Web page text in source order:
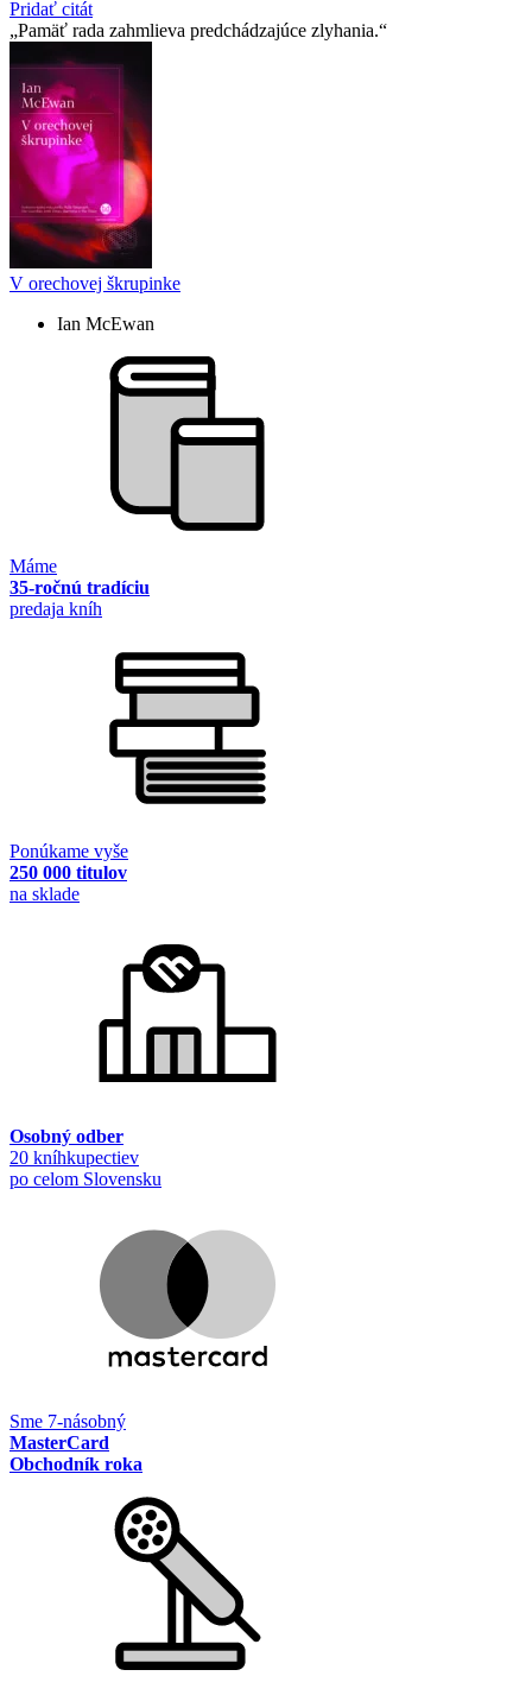
Pridať citát
Pamäť rada zahmlieva predchádzajúce zlyhania.
V orechovej škrupinke
Ian McEwan
Máme
35-ročnú tradíciu
predaja kníh
Ponúkame vyše
250 000 titulov
na sklade
Osobný odber
20 kníhkupectiev
po celom Slovensku
Sme 7-násobný
MasterCard
Obchodník roka